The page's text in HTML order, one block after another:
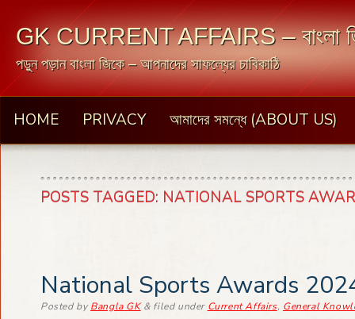
GK CURRENT AFFAIRS – বাংলা
পড়ুন পড়ান বাংলা জিকে – আপনাদের সাফল্যের চাবিকাঠি
HOME PRIVACY আমাদের সমন্ধে (ABOUT US)
POSTS TAGGED: NATIONAL SPORTS
National Sports Awards
Posted byBangla GK &filed under Current Affairs, General